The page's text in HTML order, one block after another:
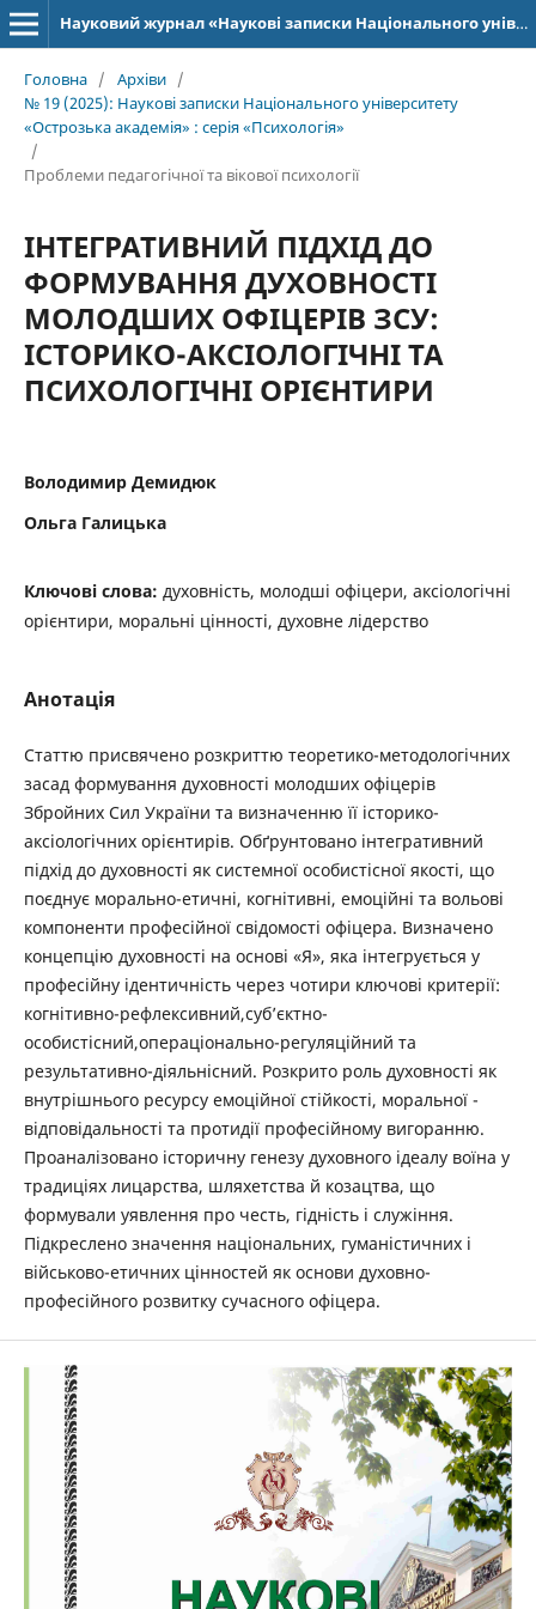
Науковий журнал «Наукові записки Національного університету «Острозька академія»: серія «Психологія»
Головна / Архіви /
№ 19 (2025): Наукові записки Національного університету
«Острозька академія» : серія «Психологія»
/
Проблеми педагогічної та вікової психології
ІНТЕГРАТИВНИЙ ПІДХІД ДО
ФОРМУВАННЯ ДУХОВНОСТІ
МОЛОДШИХ ОФІЦЕРІВ ЗСУ:
ІСТОРИКО-АКСІОЛОГІЧНІ ТА
ПСИХОЛОГІЧНІ ОРІЄНТИРИ
Володимир Демидюк
Ольга Галицька
Ключові слова: духовність, молодші офіцери, аксіологічні
орієнтири, моральні цінності, духовне ­лідерство
Анотація
Статтю присвячено розкриттю теоретико-методологічних
засад формування духовності молодших офіцерів
Збройних Сил України та визначенню її історико-
аксіологічних орієнтирів. Обґрунтовано інтегративний
підхід до духовності як системної особистісної якості, що
поєднує морально-­етичні, когнітивні, емоційні та вольові
компоненти професійної свідомості офіцера. Визначено
концепцію ­духовності на основі «Я», яка інтегрується у
професійну ідентичність через чотири ключові критерії:
когнітивно-рефлексивний,суб’єктно-
особистісний,операціонально-регуляційний та
результативно-­діяльнісний. Розкрито роль духовності як
внутрішнього ресурсу емоційної стійкості, моральної ­
відповідальності та протидії професійному вигоранню.
Проаналізовано історичну генезу духовного ­ідеалу воїна у
традиціях лицарства, шляхетства й козацтва, що
формували уявлення про честь, гідність і служіння.
Підкреслено значення національних, гуманістичних і
військово-етичних цінностей як основи духовно-
професійного розвитку сучасного офіцера.